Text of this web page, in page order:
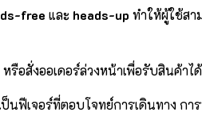
free และ heads-up ทำให้ผู้ใช้สา
รือสั่งออเดอร์ล่วงหน้าเพื่อรับสินค้าไ
ฟีเจอร์ที่ตอบโจทย์การเดินทาง กา